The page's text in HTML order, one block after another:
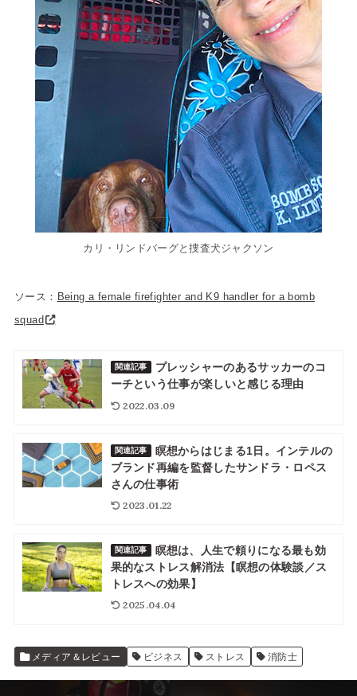
カリ・リンドバーグと捜査犬ジャクソン
ソース： Being a female firefighter and K9 handler for a bomb
squad
関連記事
プレッシャーのあるサッカーのコ
ーチという仕事が楽しいと感じる理由
2022.03.09
関連記事
瞑想からはじまる1日。インテルの
ブランド再編を監督したサンドラ・ロペス
さんの仕事術
2023.01.22
関連記事
瞑想は、人生で頼りになる最も効
果的なストレス解消法【瞑想の体験談／ス
トレスへの効果】
2025.04.04
メディア＆レビュー ビジネス ストレス 消防士